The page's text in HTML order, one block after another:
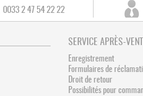
0033 2 47 54 22 22
SERVICE APRÈS-
Enregistrement
Formulaires de
Droit de retour
Possibilités pour